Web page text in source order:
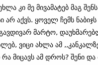
კი მე მივამატებ მაგ
აქვს. ყოველ ჩემს
გავდივარ მარტო,
ვიცი ახლა ამ
მიცავს ამ დროს? შენი და